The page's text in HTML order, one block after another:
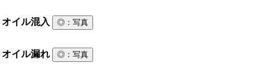
オイル混入 ◎ ：写真
オイル漏れ ◎ ：写真